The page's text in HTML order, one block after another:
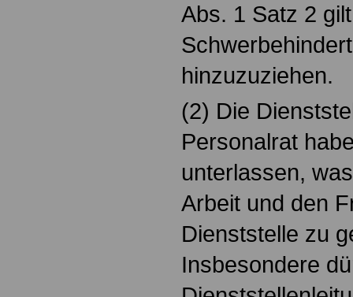
Abs. 1 Satz 2
hinzuzuziehen.
(2) Die
Personalrat
unterlassen,
Arbeit und den
Dienststelle zu
Insbesondere